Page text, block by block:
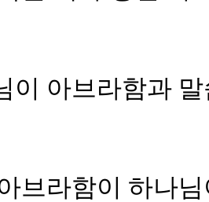
이 아브라함과
브라함이 하나